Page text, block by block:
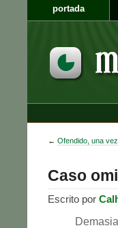
portada
← Ofendido, una
Caso
Escrito por